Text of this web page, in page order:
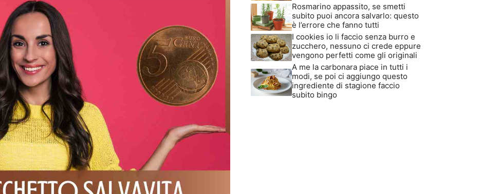
Rosmarino appassito, se smetti
subito puoi ancora salvarlo: questo
è l’errore che fanno tutti
I cookies io li faccio senza burro e
zucchero, nessuno ci crede eppure
vengono perfetti come gli originali
A me la carbonara piace in tutti i
modi, se poi ci aggiungo questo
ingrediente di stagione faccio
subito bingo